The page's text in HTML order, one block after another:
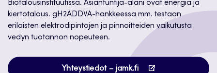
Biotalousinstituutissa. Asiantuntija-alani ovat energia ja
kiertotalous. gH2ADDVA-hankkeessa mm. testaan
erilaisten elektrodipintojen ja pinnoitteiden vaikutusta
vedyn tuotannon nopeuteen.
Yhteystiedot – jamk.fi
Avautuu